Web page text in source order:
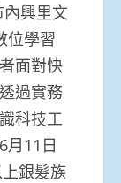
興里文
位學習
面對快
過實務
科技工
月11日
銀髮族